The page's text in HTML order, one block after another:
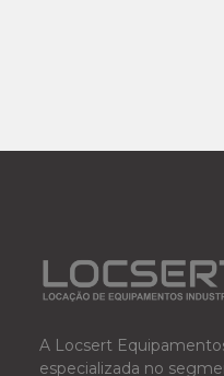
A Locsert
especializada no